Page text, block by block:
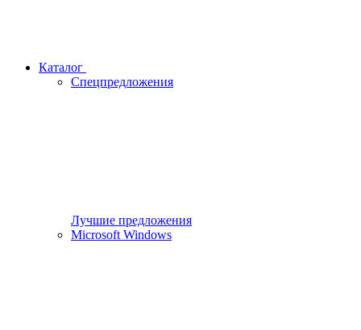
Каталог
Спецпредложения
Лучшие предложения
Microsoft Windows